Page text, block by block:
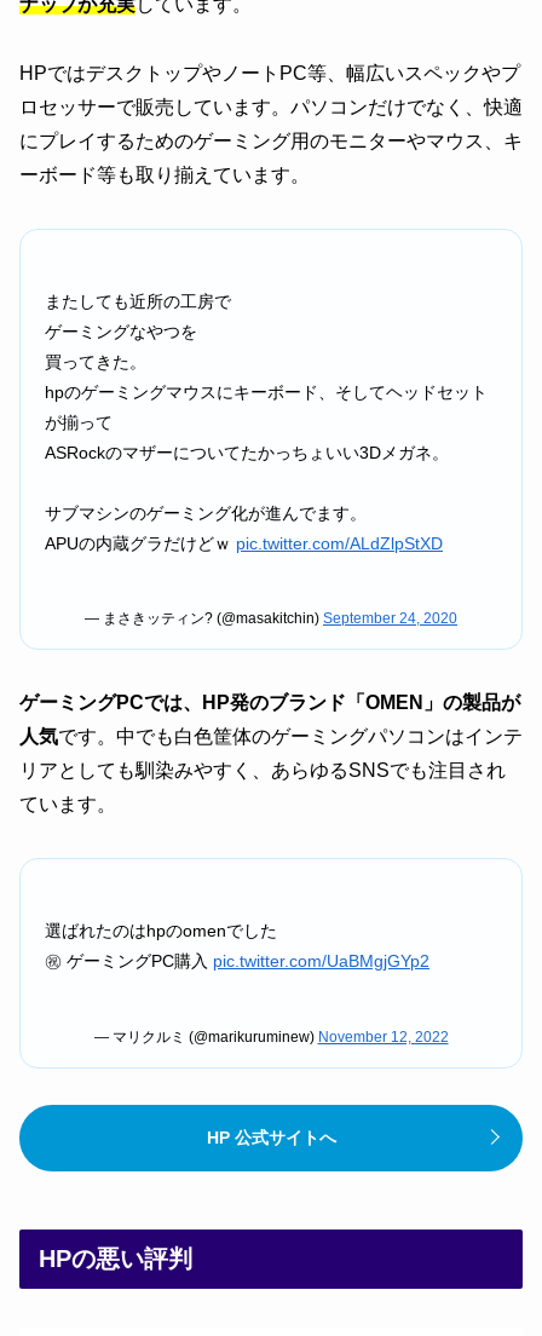
ナップが充実しています。
HPではデスクトップやノートPC等、幅広いスペックやプ
ロセッサーで販売しています。パソコンだけでなく、快適
にプレイするためのゲーミング用のモニターやマウス、キ
ーボード等も取り揃えています。
またしても近所の工房で
ゲーミングなやつを
買ってきた。
hpのゲーミングマウスにキーボード、そしてヘッドセット
が揃って
ASRockのマザーについてたかっちょいい3Dメガネ。
サブマシンのゲーミング化が進んでます。
APUの内蔵グラだけどｗ pic.twitter.com/ALdZlpStXD
— まさきッティン? (@masakitchin) September 24, 2020
ゲーミングPCでは、HP発のブランド「OMEN」の製品が
人気です。中でも白色筐体のゲーミングパソコンはインテ
リアとしても馴染みやすく、あらゆるSNSでも注目され
ています。
選ばれたのはhpのomenでした
㊗️ ゲーミングPC購入 pic.twitter.com/UaBMgjGYp2
— マリクルミ (@marikuruminew) November 12, 2022
HP 公式サイトへ
HPの悪い評判